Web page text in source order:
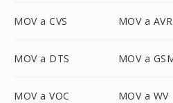
MOV a CVS MOV a AVR
MOV a DTS MOV a
MOV a VOC MOV a WV